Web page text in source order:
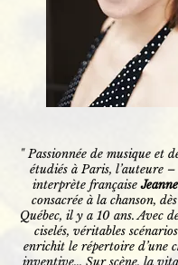
" Passionnée de musique et
étudiés à Paris, l’auteure
interprète française
consacrée à la chanson,
Québec, il y a 10 ans. Avec
ciselés, véritables
enrichit le répertoire d’une
inventive... Sur scène, la